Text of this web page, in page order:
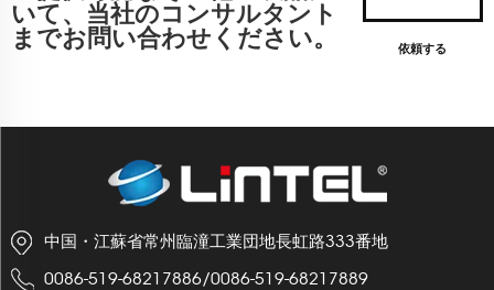
いて、当社のコンサルタント
までお問い合わせください。 依頼する
中国・江蘇省常州臨潼工業団地長虹路333番地
0086-519-68217886/0086-519-68217889